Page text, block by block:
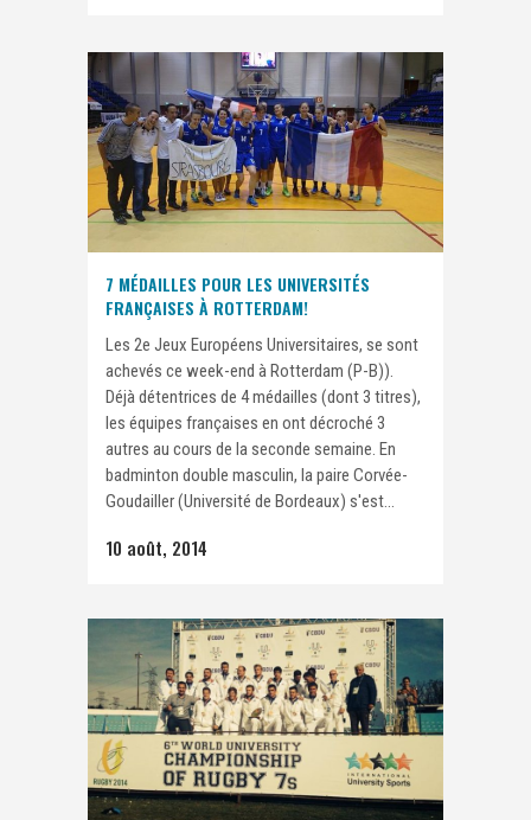
7 MÉDAILLES POUR LES UNIVERSITÉS
FRANÇAISES À ROTTERDAM!
Les 2e Jeux Européens Universitaires, se sont
achevés ce week-end à Rotterdam (P-B)).
Déjà détentrices de 4 médailles (dont 3 titres),
les équipes françaises en ont décroché 3
autres au cours de la seconde semaine. En
badminton double masculin, la paire Corvée-
Goudailler (Université de Bordeaux) s'est...
10 août, 2014